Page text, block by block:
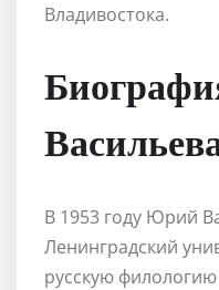
Владивостока.
В 1953 году Юрий
Ленинградский
русскую